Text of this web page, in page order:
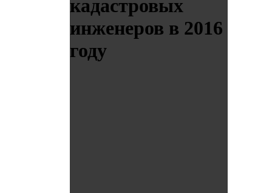
кадастровых
инженеров в 2016
году